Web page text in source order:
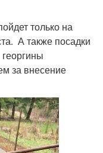
только на
А также посадки
за внесение